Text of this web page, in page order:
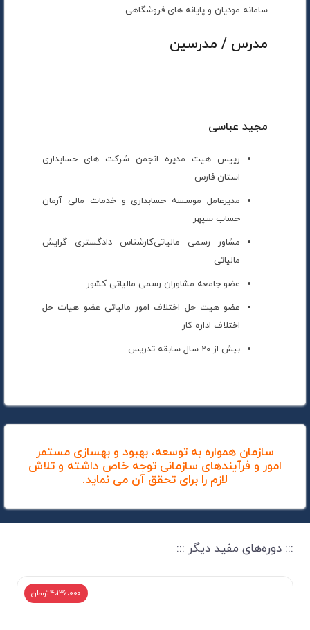
سامانه مودیان و پایانه های فروشگاهی
مدرس / مدرسین
مجید عباسی
رییس هیت مدیره انجمن شرکت های حسابداری
استان فارس
مدیرعامل موسسه حسابداری و خدمات مالی آرمان
حساب سپهر
مشاور رسمی مالیاتیکارشناس دادگستری گرایش
مالیاتی
عضو جامعه مشاوران رسمی مالیاتی کشور
عضو هیت حل اختلاف امور مالیاتی عضو هیات حل
اختلاف اداره کار
بیش از 20 سال سابقه تدریس
سازمان همواره به توسعه، بهبود و بهسازی مستمر
امور و فرآیندهای سازمانی توجه خاص داشته و تلاش
لازم را برای تحقق آن می نماید.
::: دوره‌های مفید دیگر :::
4،136،000 تومان